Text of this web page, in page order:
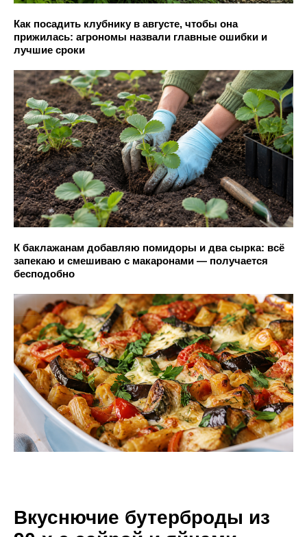
Как посадить клубнику в августе, чтобы она
прижилась: агрономы назвали главные ошибки и
лучшие сроки
К баклажанам добавляю помидоры и два сырка: всё
запекаю и смешиваю с макаронами — получается
бесподобно
Вкуснючие бутерброды из